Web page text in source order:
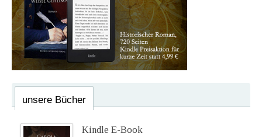
unsere Bücher
Kindle E-Book